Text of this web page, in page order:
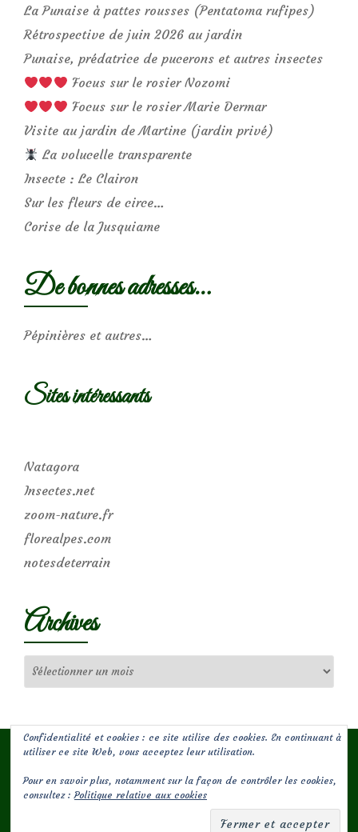
La Punaise à pattes rousses (Pentatoma rufipes)
Rétrospective de juin 2026 au jardin
Punaise, prédatrice de pucerons et autres insectes
Focus sur le rosier Nozomi
Focus sur le rosier Marie Dermar
Visite au jardin de Martine (jardin privé)
La volucelle transparente
Insecte : Le Clairon
Sur les fleurs de circe…
Corise de la Jusquiame
De bonnes adresses…
Pépinières et autres…
Sites intéressants
Natagora
Insectes.net
zoom-nature.fr
florealpes.com
notesdeterrain
Archives
(c) Les Jardins de Malorie
Menu
envelope-
Confidentialité et cookies : ce site utilise des cookies. En continuant à
utiliser ce site Web, vous acceptez leur utilisation.
Pour en savoir plus, notamment sur la façon de contrôler les cookies,
consultez :Politique relative aux cookies